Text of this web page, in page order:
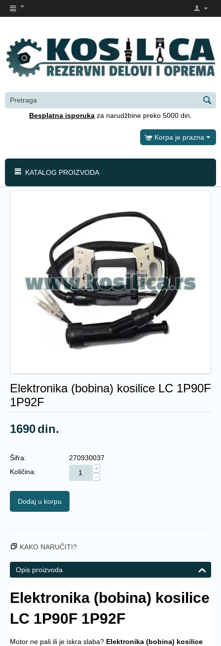
Besplatna isporuka za narudžbine preko 5000 din.
Korpa je prazna
KATALOG PROIZVODA
Elektronika (bobina) kosilice LC 1P90F
1P92F
1690din.
Šifra:
270930037
Količina:
+
−
Dodaj u korpu
KAKO NARUČITI?
Opis proizvoda
Elektronika (bobina) kosilice
LC 1P90F 1P92F
Motor ne pali ili je iskra slaba? Elektronika (bobina) kosilice